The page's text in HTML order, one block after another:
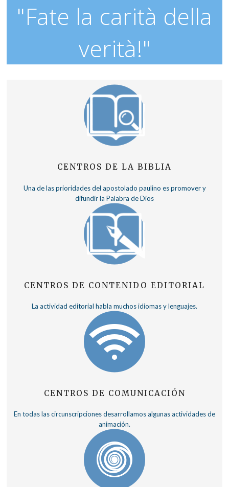
"Fate la carità della
verità!"
CENTROS DE LA BIBLIA
Una de las prioridades del apostolado paulino es promover y
difundir la Palabra de Dios
CENTROS DE CONTENIDO EDITORIAL
La actividad editorial habla muchos idiomas y lenguajes.
CENTROS DE COMUNICACIÓN
En todas las circunscripciones desarrollamos algunas actividades de
animación.